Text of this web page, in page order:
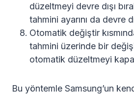
düzeltmeyi devre dışı
tahmini ayarını da devre
Otomatik değiştir
tahmini üzerinde bir
otomatik düzeltmeyi
Bu yöntemle Samsung’un